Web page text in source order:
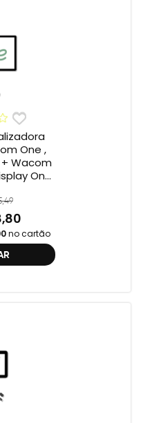
One ,
Wacom
One
no cartão